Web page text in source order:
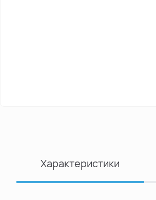
Характеристики